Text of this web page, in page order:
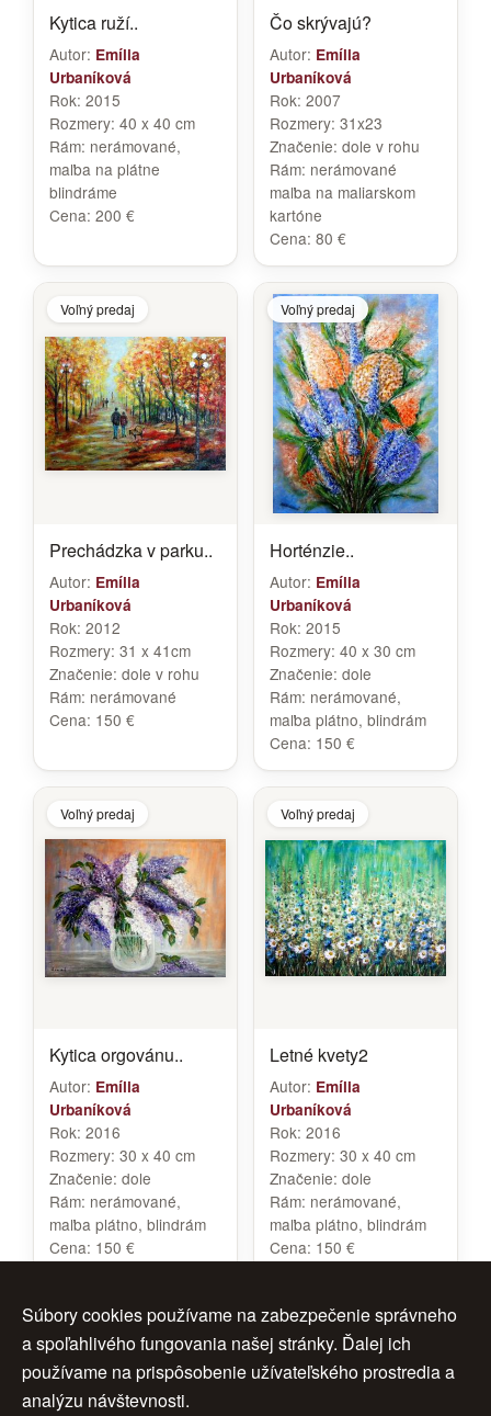
Kytica ruží..
Autor: Emília
Urbaníková
Rok: 2015
Rozmery: 40 x 40 cm
Rám: nerámované,
maľba na plátne
blindráme
Cena: 200 €
Čo skrývajú?
Autor: Emília
Urbaníková
Rok: 2007
Rozmery: 31x23
Značenie: dole v rohu
Rám: nerámované
maľba na maliarskom
kartóne
Cena: 80 €
Voľný predaj
Prechádzka v parku..
Autor: Emília
Urbaníková
Rok: 2012
Rozmery: 31 x 41cm
Značenie: dole v rohu
Rám: nerámované
Cena: 150 €
Voľný predaj
Horténzie..
Autor: Emília
Urbaníková
Rok: 2015
Rozmery: 40 x 30 cm
Značenie: dole
Rám: nerámované,
maľba plátno, blindrám
Cena: 150 €
Voľný predaj
Kytica orgovánu..
Autor: Emília
Urbaníková
Rok: 2016
Rozmery: 30 x 40 cm
Značenie: dole
Rám: nerámované,
maľba plátno, blindrám
Cena: 150 €
Voľný predaj
Letné kvety2
Autor: Emília
Urbaníková
Rok: 2016
Rozmery: 30 x 40 cm
Značenie: dole
Rám: nerámované,
maľba plátno, blindrám
Cena: 150 €
<<
< späť
ďalej >
1 2 3
4
Súbory cookies používame na zabezpečenie správneho
a spoľahlivého fungovania našej stránky. Ďalej ich
používame na prispôsobenie užívateľského prostredia a
analýzu návštevnosti.